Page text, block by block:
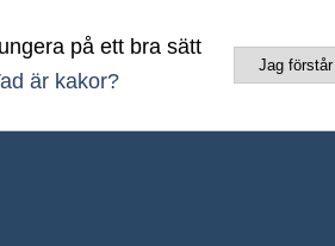
på ett bra sätt
är kakor?
Jag förstår